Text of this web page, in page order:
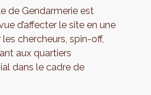
de Gendarmerie est
d’affecter le site en une
chercheurs, spin-off,
aux quartiers
dans le cadre de